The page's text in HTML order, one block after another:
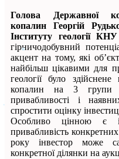
Голова Державної
копалин
Георгій
Інституту геології
гірничодобувний
акцент на тому, які
найбільш цікавими для
геології було
копалин на 3 групи
привабливості і
спростити оцінку
Особливо цінною є
привабливість
року інвестор може
конкретної ділянки на